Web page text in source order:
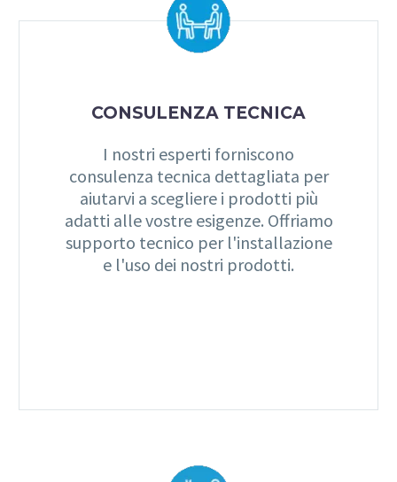
CONSULENZA TECNICA
I nostri esperti forniscono
consulenza tecnica dettagliata per
aiutarvi a scegliere i prodotti più
adatti alle vostre esigenze. Offriamo
supporto tecnico per l'installazione
e l'uso dei nostri prodotti.